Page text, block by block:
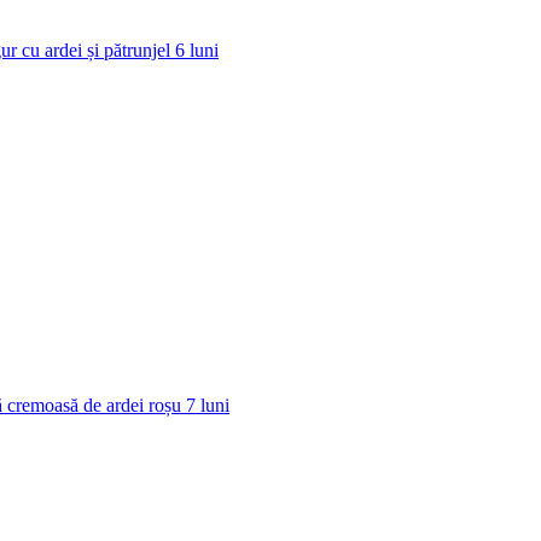
cu ardei și pătrunjel 6 luni
cremoasă de ardei roșu 7 luni